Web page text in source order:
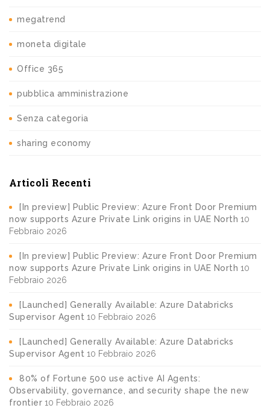
megatrend
moneta digitale
Office 365
pubblica amministrazione
Senza categoria
sharing economy
Articoli Recenti
[In preview] Public Preview: Azure Front Door Premium
now supports Azure Private Link origins in UAE North 10
Febbraio 2026
[In preview] Public Preview: Azure Front Door Premium
now supports Azure Private Link origins in UAE North 10
Febbraio 2026
[Launched] Generally Available: Azure Databricks
Supervisor Agent 10 Febbraio 2026
[Launched] Generally Available: Azure Databricks
Supervisor Agent 10 Febbraio 2026
80% of Fortune 500 use active AI Agents:
Observability, governance, and security shape the new
frontier 10 Febbraio 2026